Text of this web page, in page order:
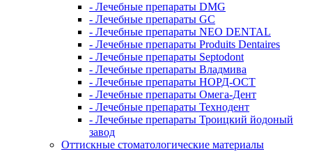
- Лечебные препараты DMG
- Лечебные препараты GC
- Лечебные препараты NEO DENTAL
- Лечебные препараты Produits Dentaires
- Лечебные препараты Septodont
- Лечебные препараты Владмива
- Лечебные препараты НОРД-ОСТ
- Лечебные препараты Омега-Дент
- Лечебные препараты Технодент
- Лечебные препараты Троицкий йодоный
завод
Оттискные стоматологические материалы